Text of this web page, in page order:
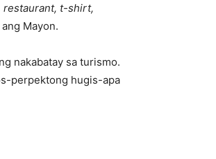
restaurant, t-shirt,
Mayon.
nakabatay sa turismo.
perpektong hugis-apa